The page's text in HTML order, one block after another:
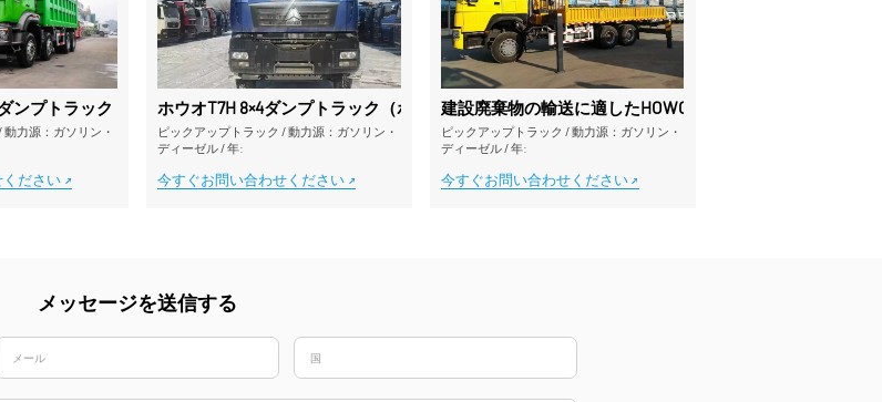
ートミキサートラックを搭載した高品質な中古車です
ダンプトラック 中国VI排出基準適合型 販売中
動力源：ガソリン・
ださい
ホウオT7H 8×4ダンプトラック（ポーラーエディション／高所寒冷地用エディション） – 高品質な
ピックアップトラック /動力源：ガソリン・
ディーゼル/年:
今すぐお問い合わせください
建設廃棄物の輸送に適したHOWO-KZ型8×4ダンプトラック
ピックアップトラック /動力源：ガソリン・
ディーゼル/年:
今すぐお問い合わせください
メッセージを送信する